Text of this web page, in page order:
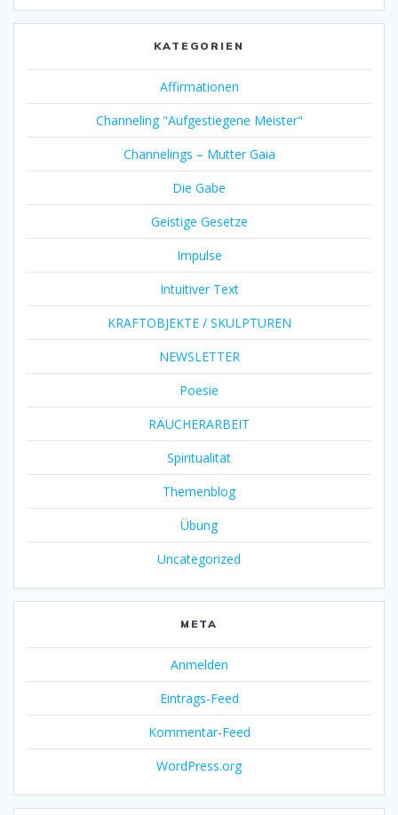
KATEGORIEN
Affirmationen
Channeling "Aufgestiegene Meister"
Channelings – Mutter Gaia
Die Gabe
Geistige Gesetze
Impulse
Intuitiver Text
KRAFTOBJEKTE / SKULPTUREN
NEWSLETTER
Poesie
RÄUCHERARBEIT
Spiritualität
Themenblog
Übung
Uncategorized
META
Anmelden
Eintrags-Feed
Kommentar-Feed
WordPress.org